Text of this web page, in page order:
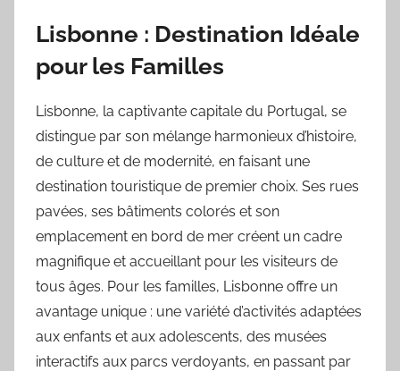
Lisbonne : Destination Idéale
pour les Familles
Lisbonne, la captivante capitale du Portugal, se
distingue par son mélange harmonieux d’histoire,
de culture et de modernité, en faisant une
destination touristique de premier choix. Ses rues
pavées, ses bâtiments colorés et son
emplacement en bord de mer créent un cadre
magnifique et accueillant pour les visiteurs de
tous âges. Pour les familles, Lisbonne offre un
avantage unique : une variété d’activités adaptées
aux enfants et aux adolescents, des musées
interactifs aux parcs verdoyants, en passant par